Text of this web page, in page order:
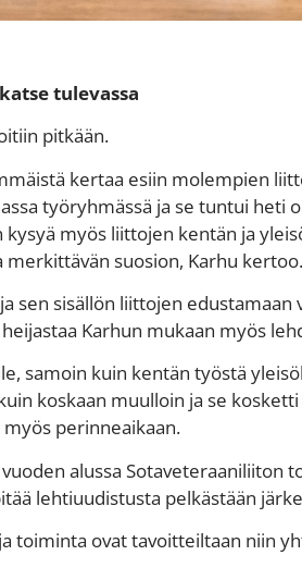
tulevassa
pitkään.
kertaa esiin molempien
työryhmässä ja se tuntui heti
kysyä myös liittojen kentän ja
suosion, Karhu kertoo.
sen sisällön liittojen
Karhun mukaan myös
samoin kuin kentän työstä
koskaan muulloin ja se
perinneaikaan.
alussa Sotaveteraaniliiton
lehtiuudistusta pelkästään
toiminta ovat tavoitteiltaan niin